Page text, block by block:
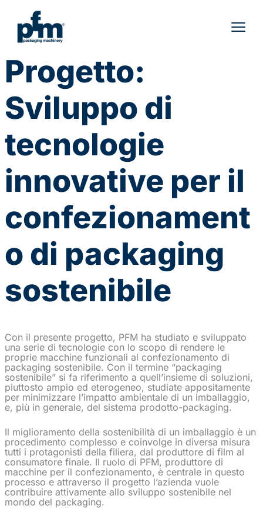
content
Progetto:
Sviluppo di
tecnologie
innovative per il
confezionament
o di packaging
sostenibile
Con il presente progetto, PFM ha studiato e sviluppato
una serie di tecnologie con lo scopo di rendere le
proprie macchine funzionali al confezionamento di
packaging sostenibile. Con il termine “packaging
sostenibile” si fa riferimento a quell’insieme di soluzioni,
piuttosto ampio ed eterogeneo, studiate appositamente
per minimizzare l’impatto ambientale di un imballaggio,
e, più in generale, del sistema prodotto-packaging.
Il miglioramento della sostenibilità di un imballaggio è un
procedimento complesso e coinvolge in diversa misura
tutti i protagonisti della filiera, dal produttore di film al
consumatore finale. Il ruolo di PFM, produttore di
macchine per il confezionamento, è centrale in questo
processo e attraverso il progetto l’azienda vuole
contribuire attivamente allo sviluppo sostenibile nel
mondo del packaging.